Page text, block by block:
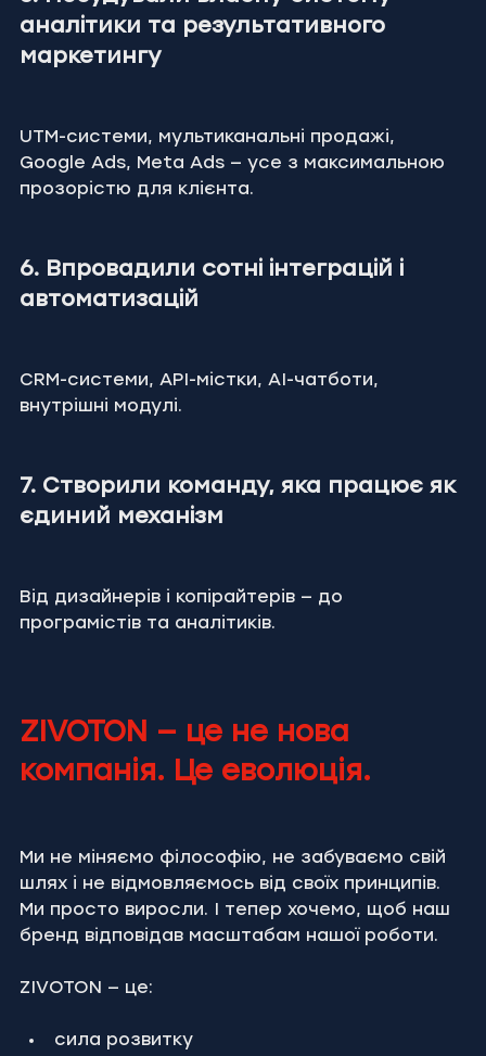
аналітики та результативного
маркетингу
UTM-системи, мультиканальні продажі,
Google Ads, Meta Ads — усе з максимальною
прозорістю для клієнта.
6. Впровадили сотні інтеграцій і
автоматизацій
CRM-системи, API-містки, AI-чатботи,
внутрішні модулі.
7. Створили команду, яка працює як
єдиний механізм
Від дизайнерів і копірайтерів — до
програмістів та аналітиків.
ZIVOTON — це не нова
компанія. Це еволюція.
Ми не міняємо філософію, не забуваємо свій
шлях і не відмовляємось від своїх принципів.
Ми просто виросли. І тепер хочемо, щоб наш
бренд відповідав масштабам нашої роботи.
ZIVOTON — це:
сила розвитку